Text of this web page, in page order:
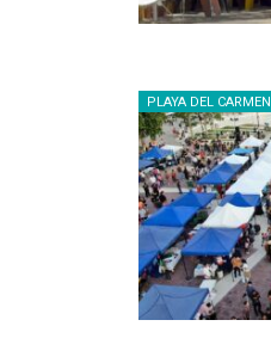
PLAYA DEL CARMEN